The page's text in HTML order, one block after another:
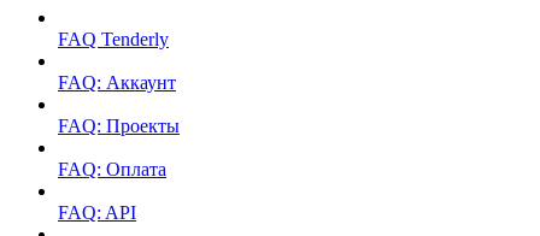
FAQ Tenderly
FAQ: Аккаунт
FAQ: Проекты
FAQ: Оплата
FAQ: API